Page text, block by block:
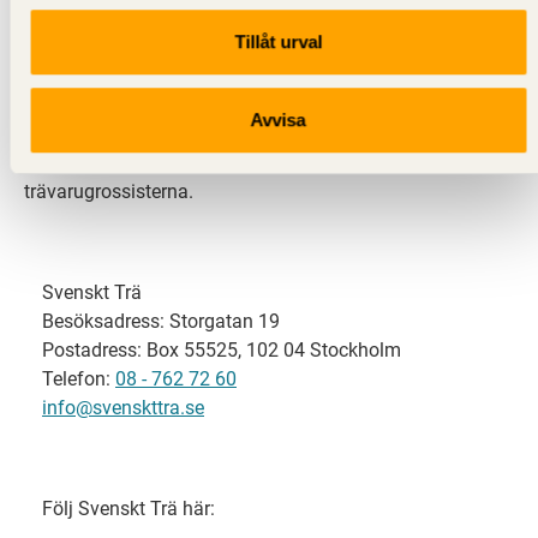
Tillåt urval
Avvisa
Svenskt Trä representerar svensk sågverksindustri
och är en del av branschorganisationen
svensk limträ-, KL-trä- och förpackningsindustri samt
trävarugrossisterna.
Svenskt Trä
Besöksadress: Storgatan 19
Postadress: Box 55525, 102 04 Stockholm
Telefon: 08 - 762 72 60
info@svenskttra.se
Följ Svenskt Trä här: